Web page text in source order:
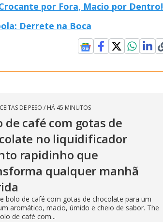
por Fora, Macio por Dentro!
Derrete na Boca
DE PESO / HÁ 45 MINUTOS
de café com gotas de
no liquidificador
rapidinho que
qualquer manhã
bolo de café com gotas de chocolate para um
aromático, macio, úmido e cheio de sabor. The
de café com...